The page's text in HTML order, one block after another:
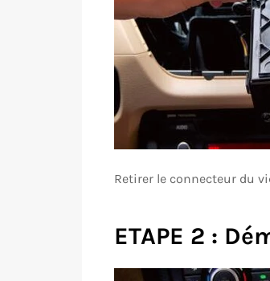
Retirer le connecteur du
ETAPE 2 :